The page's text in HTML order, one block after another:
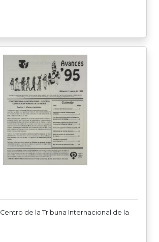
Centro de la Tribuna Internacional de la